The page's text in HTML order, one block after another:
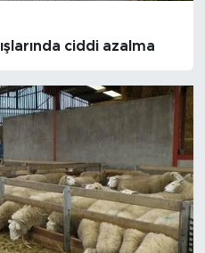
ciddi azalma